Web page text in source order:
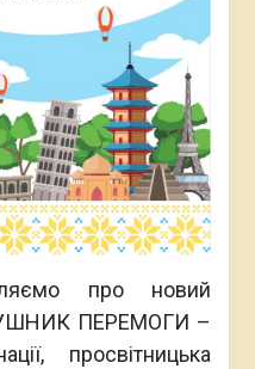
про новий
ПЕРЕМОГИ –
просвітницька